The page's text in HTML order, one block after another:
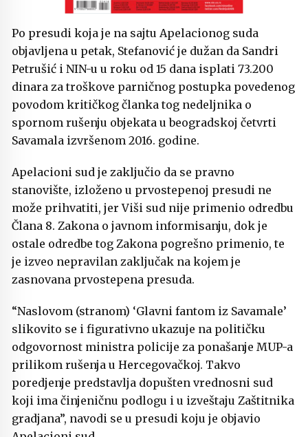
Po presudi koja je na sajtu Apelacionog suda
objavljena u petak, Stefanović je dužan da Sandri
Petrušić i NIN-u u roku od 15 dana isplati 73.200
dinara za troškove parničnog postupka povedenog
povodom kritičkog članka tog nedeljnika o
spornom rušenju objekata u beogradskoj četvrti
Savamala izvršenom 2016. godine.
Apelacioni sud je zaključio da se pravno
stanovište, izloženo u prvostepenoj presudi ne
može prihvatiti, jer Viši sud nije primenio odredbu
Člana 8. Zakona o javnom informisanju, dok je
ostale odredbe tog Zakona pogrešno primenio, te
je izveo nepravilan zaključak na kojem je
zasnovana prvostepena presuda.
“Naslovom (stranom) ‘Glavni fantom iz Savamale’
slikovito se i figurativno ukazuje na političku
odgovornost ministra policije za ponašanje MUP-a
prilikom rušenja u Hercegovačkoj. Takvo
poredjenje predstavlja dopušten vrednosni sud
koji ima činjeničnu podlogu i u izveštaju Zaštitnika
gradjana”, navodi se u presudi koju je objavio